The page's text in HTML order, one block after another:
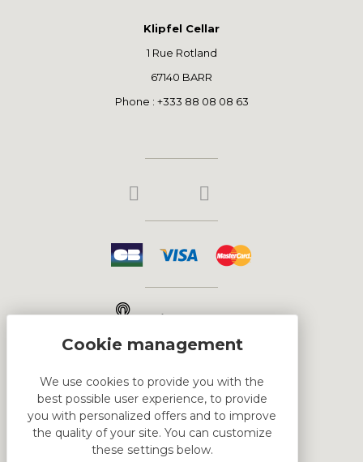
Klipfel Cellar
1 Rue Rotland
67140 BARR
Phone : +333 88 08 08 63
Click & Collect
HTML DEMO
This is block html
We use cookies to provide you with the
best possible user experience, to provide
you with personalized offers and to improve
the quality of your site. You can customize
these settings below.